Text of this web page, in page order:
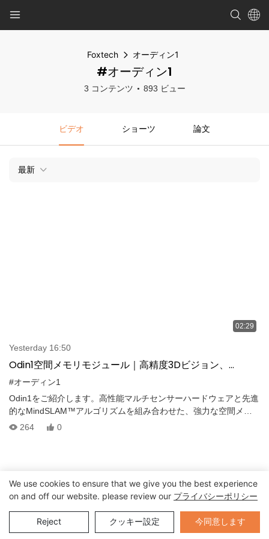
Foxtech オーディン1
#オーディン1
3 コンテンツ 893 ビュー
ビデオ ショーツ 論文
最新
02:29
Yesterday 16:50
Odin1空間メモリモジュール｜高精度3Dビジョン、
SLAM、自律航法
#オーディン1
Odin1をご紹介します。高性能マルチセンサーハードウェアと先進
的なMindSLAM™アルゴリズムを組み合わせた、強力な空間メモ
リモジュールです。ロボットやUAV向けに設計されたOdin1は、機
264 0
Send Inquiry
We use cookies to ensure that we give you the best experience
on and off our website. please review our プライバシーポリシー
Reject クッキー設定 今同意します